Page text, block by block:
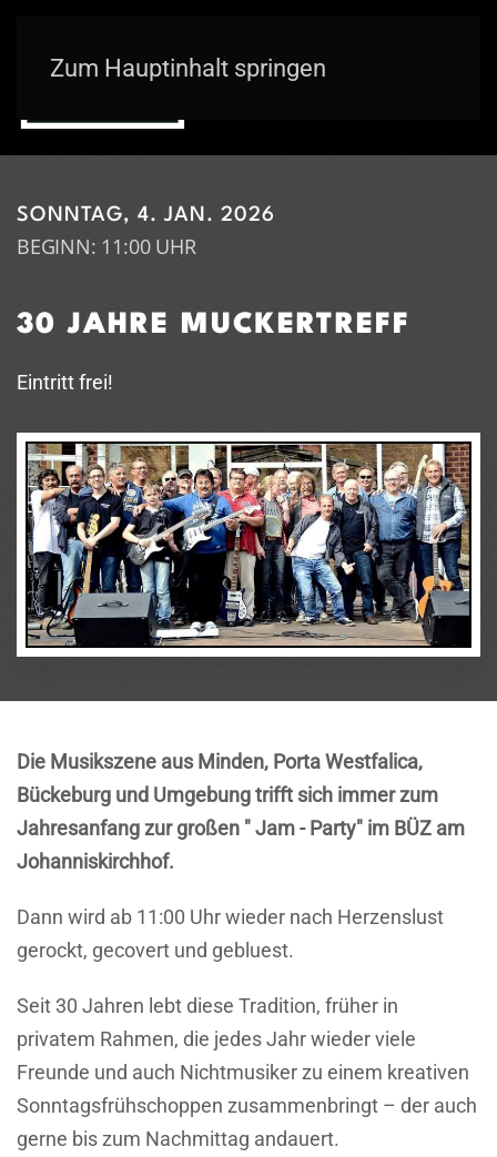
Zum Hauptinhalt springen
SONNTAG, 4. JAN. 2026
BEGINN: 11:00 UHR
30 JAHRE MUCKERTREFF
Eintritt frei!
Die Musikszene aus Minden, Porta Westfalica,
Bückeburg und Umgebung trifft sich immer zum
Jahresanfang zur großen " Jam - Party" im BÜZ am
Johanniskirchhof.
Dann wird ab 11:00 Uhr wieder nach Herzenslust
gerockt, gecovert und gebluest.
Seit 30 Jahren lebt diese Tradition, früher in
privatem Rahmen, die jedes Jahr wieder viele
Freunde und auch Nichtmusiker zu einem kreativen
Sonntagsfrühschoppen zusammenbringt – der auch
gerne bis zum Nachmittag andauert.